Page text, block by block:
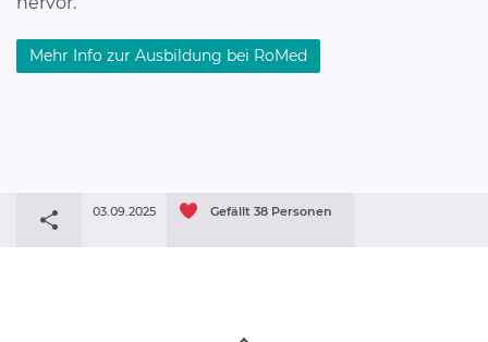
Mehr Info zur Ausbildung bei RoMed
Gefällt 38 Personen
03.09.2025